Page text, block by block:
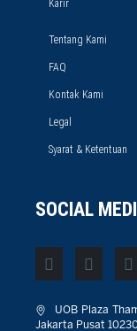
Karir
Tentang Kami
FAQ
Kontak Kami
Legal
Syarat & Ketentuan
SOCIAL
UOB Plaza
Jakarta Pusat